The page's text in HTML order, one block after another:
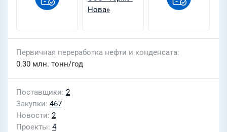
Первичная переработка нефти и конденсата
0.30 млн. тонн/год
Поставщики 2
Закупки 467
Новости 2
Проекты 4